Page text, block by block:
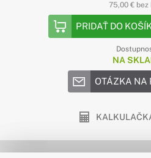
75,00 € bez
PRIDAŤ DO
NA
OTÁZKA NA